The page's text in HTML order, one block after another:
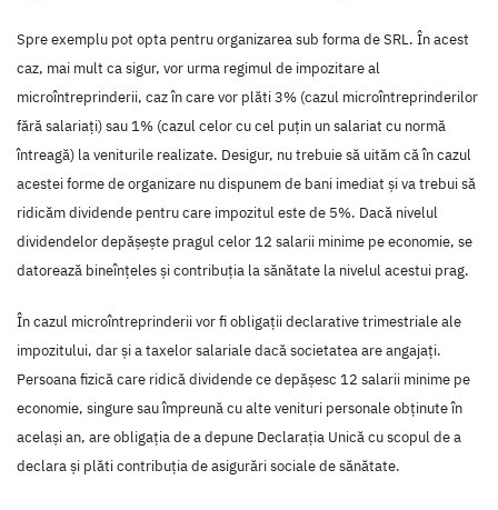
Spre exemplu pot opta pentru organizarea sub forma de SRL. În acest
caz, mai mult ca sigur, vor urma regimul de impozitare al
microîntreprinderii, caz în care vor plăti 3% (cazul microîntreprinderilor
fără salariați) sau 1% (cazul celor cu cel puțin un salariat cu normă
întreagă) la veniturile realizate. Desigur, nu trebuie să uităm că în cazul
acestei forme de organizare nu dispunem de bani imediat și va trebui să
ridicăm dividende pentru care impozitul este de 5%. Dacă nivelul
dividendelor depășește pragul celor 12 salarii minime pe economie, se
datorează bineînțeles și contribuția la sănătate la nivelul acestui prag.
În cazul microîntreprinderii vor fi obligații declarative trimestriale ale
impozitului, dar și a taxelor salariale dacă societatea are angajați.
Persoana fizică care ridică dividende ce depășesc 12 salarii minime pe
economie, singure sau împreună cu alte venituri personale obținute în
același an, are obligația de a depune Declarația Unică cu scopul de a
declara și plăti contribuția de asigurări sociale de sănătate.